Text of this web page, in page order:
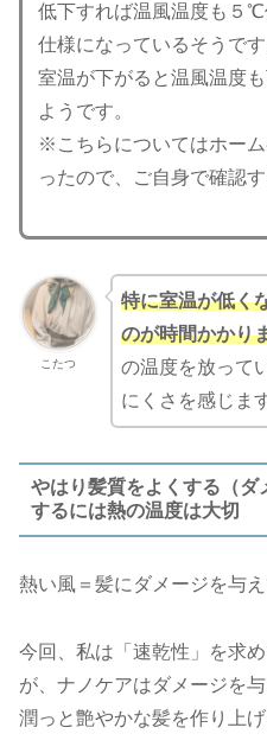
低下すれば温風温度も５℃
仕様になっているそうです
室温が下がると温風温度
ようです。
※こちらについてはホー
ったので、ご自身で確認
こたつ
特に室温が低く
のが時間かかり
の温度を放って
にくさを感じま
やはり髪質をよくする（ダ
するには熱の温度は大切
熱い風＝髪にダメージを与え
今回、私は「速乾性」を求
が、ナノケアはダメージを与
潤っと艶やかな髪を作り上げ